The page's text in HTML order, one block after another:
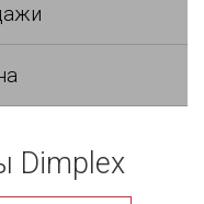
Dimplex